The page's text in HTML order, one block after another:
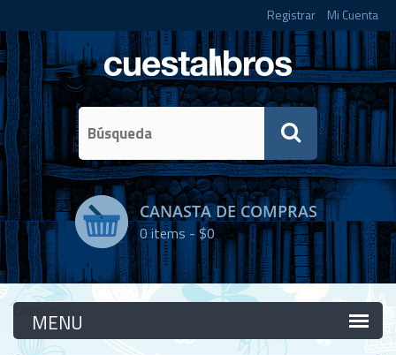
Registrar Mi Cuenta
CANASTA DE COMPRAS
0items -$0
Categorías